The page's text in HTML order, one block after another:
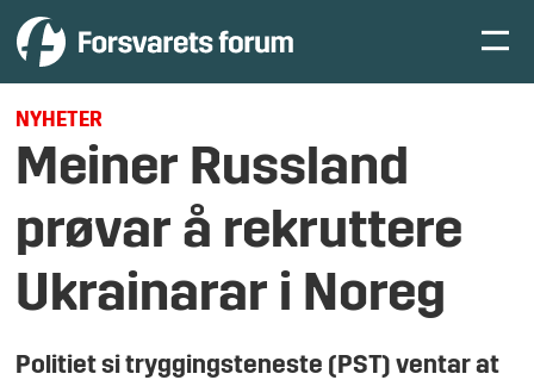
NYHETER
Meiner Russland
prøvar å rekruttere
Ukrainarar i Noreg
Politiet si tryggingsteneste (PST) ventar at